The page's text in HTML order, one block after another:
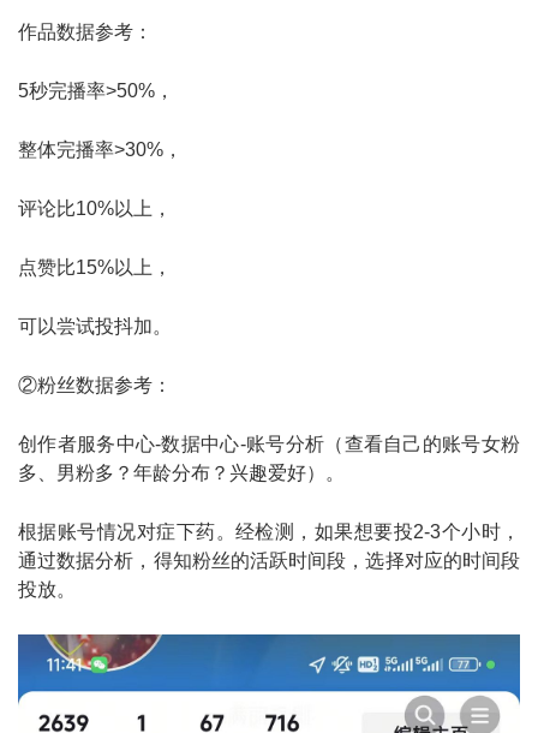
作品数据参考：
5秒完播率>50%，
整体完播率>30%，
评论比10%以上，
点赞比15%以上，
可以尝试投抖加。
②粉丝数据参考：
创作者服务中心-数据中心-账号分析（查看自己的账号女粉
多、男粉多？年龄分布？兴趣爱好）。
根据账号情况对症下药。经检测，如果想要投2-3个小时，
通过数据分析，得知粉丝的活跃时间段，选择对应的时间段
投放。